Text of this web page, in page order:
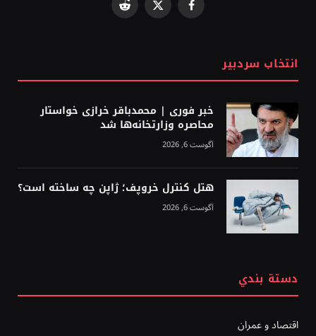
Facebook
X
Reddit
انتخاب سردبیر
خبر فوری | محمدباقر خرازی خواستار
محاصره وزارتخانه‌ها شد
آگوست 6, 2026
هتل کنترل خروپف؛ ژاپن چه ساخته است؟
آگوست 6, 2026
دستة بندي
اقتصاد و عمران